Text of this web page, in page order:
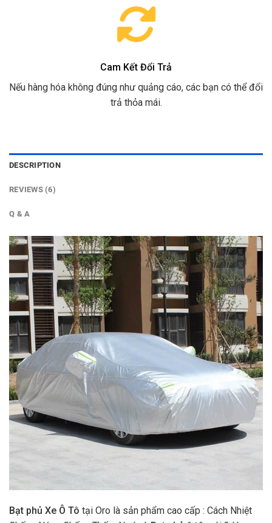
Cam Kết Đổi Trả
Nếu hàng hóa không đúng như quảng cáo, các bạn có thể đổi
trả thỏa mái.
DESCRIPTION
REVIEWS (6)
Q & A
Bạt phủ Xe Ô Tô tại Oro là sản phẩm cao cấp : Cách Nhiệt